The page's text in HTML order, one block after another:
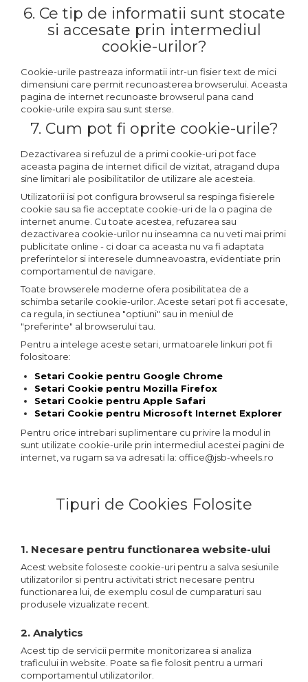
6. Ce tip de informatii sunt stocate
si accesate prin intermediul
cookie-urilor?
Cookie-urile pastreaza informatii intr-un fisier text de mici
dimensiuni care permit recunoasterea browserului. Aceasta
pagina de internet recunoaste browserul pana cand
cookie-urile expira sau sunt sterse.
7. Cum pot fi oprite cookie-urile?
Dezactivarea si refuzul de a primi cookie-uri pot face
aceasta pagina de internet dificil de vizitat, atragand dupa
sine limitari ale posibilitatilor de utilizare ale acesteia.
Utilizatorii isi pot configura browserul sa respinga fisierele
cookie sau sa fie acceptate cookie-uri de la o pagina de
internet anume. Cu toate acestea, refuzarea sau
dezactivarea cookie-urilor nu inseamna ca nu veti mai primi
publicitate online - ci doar ca aceasta nu va fi adaptata
preferintelor si interesele dumneavoastra, evidentiate prin
comportamentul de navigare.
Toate browserele moderne ofera posibilitatea de a
schimba setarile cookie-urilor. Aceste setari pot fi accesate,
ca regula, in sectiunea "optiuni" sau in meniul de
"preferinte" al browserului tau.
Pentru a intelege aceste setari, urmatoarele linkuri pot fi
folositoare:
Setari Cookie pentru Google Chrome
Setari Cookie pentru Mozilla Firefox
Setari Cookie pentru Apple Safari
Setari Cookie pentru Microsoft Internet Explorer
Pentru orice intrebari suplimentare cu privire la modul in
sunt utilizate cookie-urile prin intermediul acestei pagini de
internet, va rugam sa va adresati la: office@jsb-wheels.ro
Tipuri de Cookies Folosite
1. Necesare pentru functionarea website-ului
Acest website foloseste cookie-uri pentru a salva sesiunile
utilizatorilor si pentru activitati strict necesare pentru
functionarea lui, de exemplu cosul de cumparaturi sau
produsele vizualizate recent.
2. Analytics
Acest tip de servicii permite monitorizarea si analiza
traficului in website. Poate sa fie folosit pentru a urmari
comportamentul utilizatorilor.